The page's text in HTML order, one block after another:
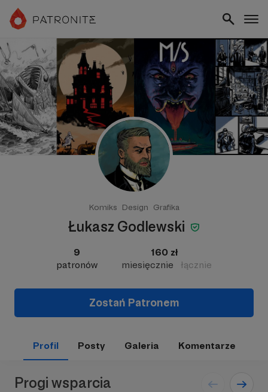
Komiks Design Grafika
Łukasz Godlewski
9
patronów
160 zł
miesięcznie
łącznie
Zostań Patronem
Profil Posty Galeria Komentarze
Progi wsparcia